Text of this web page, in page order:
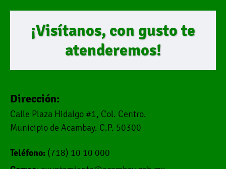
¡Visítanos, con gusto te
atenderemos!
Dirección:
Calle Plaza Hidalgo #1, Col. Centro.
Municipio de Acambay. C.P. 50300
Teléfono: (718) 10 10 000